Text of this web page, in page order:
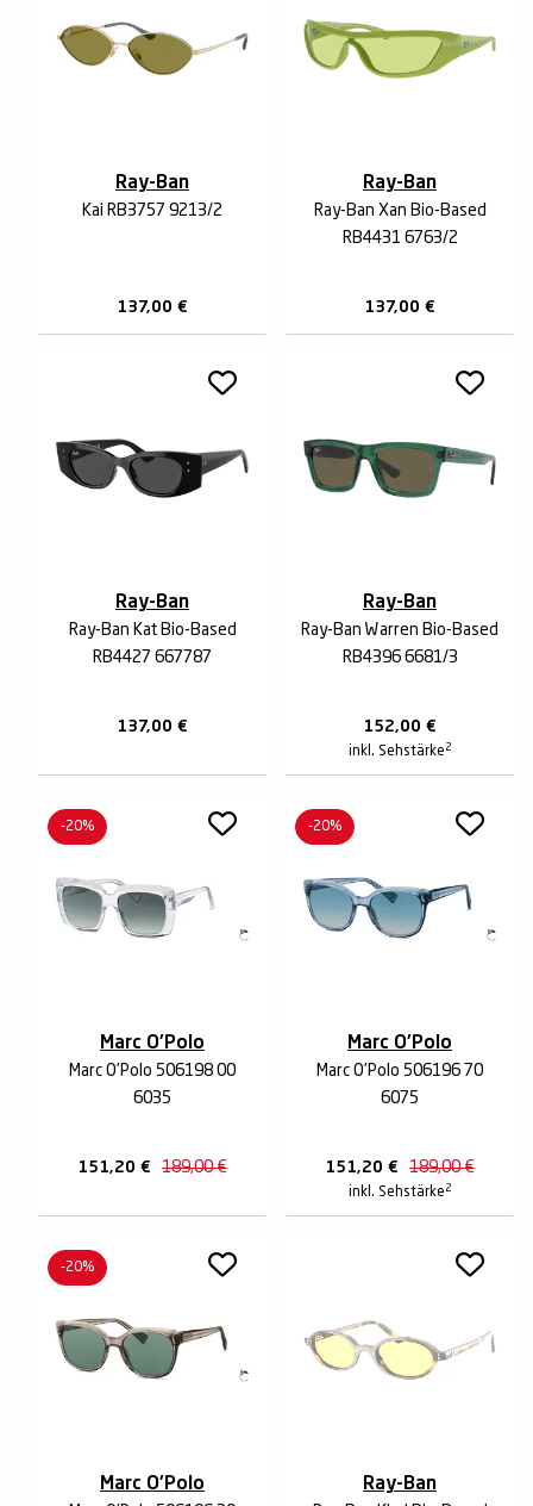
Ray-Ban
Kai RB3757 9213/2
137,00 €
Ray-Ban
Ray-Ban Xan Bio-Based
RB4431 6763/2
137,00 €
Ray-Ban
Ray-Ban Kat Bio-Based
RB4427 667787
137,00 €
Ray-Ban
Ray-Ban Warren Bio-Based
RB4396 6681/3
152,00 €
inkl. Sehstärke 2
Marc O'Polo
Marc O'Polo 506198 00
6035
151,20€ 189,00€
-20%
Marc O'Polo
Marc O'Polo 506196 70
6075
151,20€ 189,00€
inkl. Sehstärke 2
-20%
Marc O'Polo
-20%
Ray-Ban